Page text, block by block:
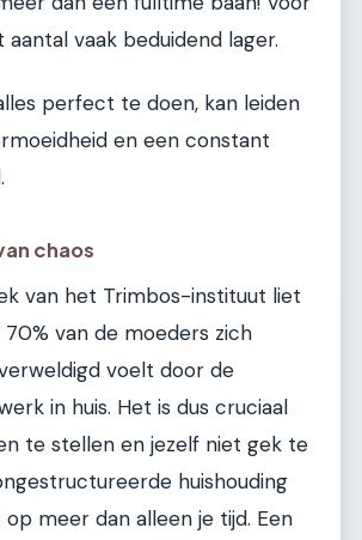
vaak beduidend lager.
perfect te doen, kan leiden
en een constant
chaos
van het Trimbos-instituut liet
70% van de moeders zich
voelt door de
in huis. Het is dus cruciaal
te stellen en jezelf niet gek te
huishouding
meer dan alleen je tijd. Een